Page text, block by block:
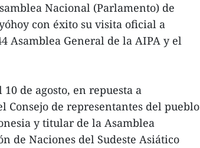
Nacional (Parlamento) de
con éxito su visita oficial a
Asamblea General de la AIPA y el
de agosto, en repuesta a
de representantes del pueblo
y titular de la Asamblea
de Naciones del Sudeste Asiático